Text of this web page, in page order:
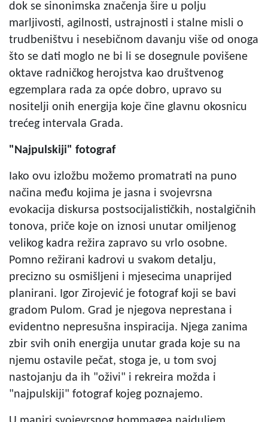
dok se sinonimska značenja šire u polju
marljivosti, agilnosti, ustrajnosti i stalne misli o
trudbeništvu i nesebičnom davanju više od onoga
što se dati moglo ne bi li se dosegnule povišene
oktave radničkog herojstva kao društvenog
egzemplara rada za opće dobro, upravo su
nositelji onih energija koje čine glavnu okosnicu
trećeg intervala Grada.
"Najpulskiji" fotograf
Iako ovu izložbu možemo promatrati na puno
načina među kojima je jasna i svojevrsna
evokacija diskursa postsocijalističkih, nostalgičnih
tonova, priče koje on iznosi unutar omiljenog
velikog kadra režira zapravo su vrlo osobne.
Pomno režirani kadrovi u svakom detalju,
precizno su osmišljeni i mjesecima unaprijed
planirani. Igor Zirojević je fotograf koji se bavi
gradom Pulom. Grad je njegova neprestana i
evidentno nepresušna inspiracija. Njega zanima
zbir svih onih energija unutar grada koje su na
njemu ostavile pečat, stoga je, u tom svoj
nastojanju da ih "oživi" i rekreira možda i
"najpulskiji" fotograf kojeg poznajemo.